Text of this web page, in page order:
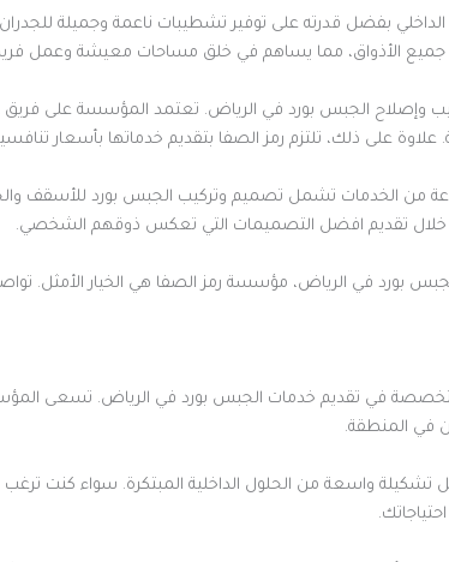
بفضل قدرته على توفير تشطيبات ناعمة وجميلة
جميع الأذواق، مما يساهم في خلق مساحات معيشة وعمل
وإصلاح الجبس بورد في الرياض. تعتمد المؤسسة على
على ذلك، تلتزم رمز الصفا بتقديم خدماتها بأسعار
من الخدمات تشمل تصميم وتركيب الجبس بورد للأسقف
خلال تقديم افضل التصميمات التي تعكس ذوقهم الشخصي.
الجبس بورد في الرياض، مؤسسة رمز الصفا هي الخيار
في تقديم خدمات الجبس بورد في الرياض. تسعى
في المنطقة.
تشكيلة واسعة من الحلول الداخلية المبتكرة. سواء